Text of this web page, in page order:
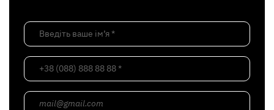
Введіть ваше ім’я *
+38 (088) 888 88 88 *
mail@gmail.com